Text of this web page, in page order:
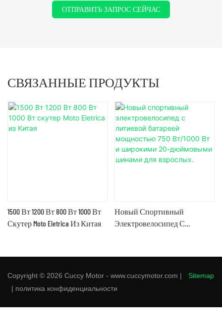
ОТПРАВИТЬ ЗАПРОС СЕЙЧАС
СВЯЗАННЫЕ ПРОДУКТЫ
1500 Вт 1200 Вт 800 Вт 1000 Вт
Скутер Moto Eletrica Из Китая
Новый Спортивный
Электровелосипед С
Широкими 20-Дюймовыми
Шинами Для Взрослых.
Copyright © 2026 Cuccy Motor - www.cuccymotor.com |
Sitemap
| политика конфиденциальности